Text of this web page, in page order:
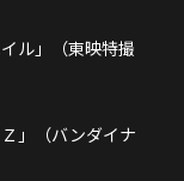
ル」（東映特撮
」（バンダイナ